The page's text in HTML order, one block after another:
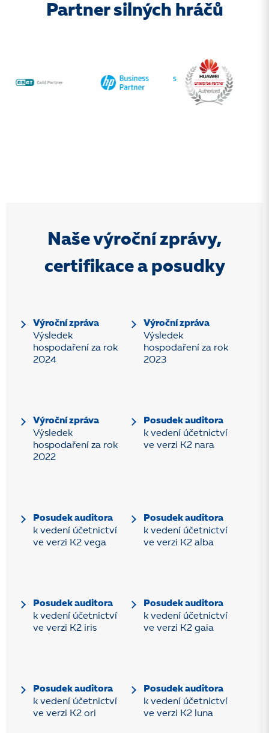
Partner silných hráčů
Naše výroční zprávy,
certifikace a posudky
Výroční zpráva
Výsledek
hospodaření za rok
2024
Výroční zpráva
Výsledek
hospodaření za rok
2023
Výroční zpráva
Výsledek
hospodaření za rok
2022
Posudek auditora
k vedení účetnictví
ve verzi K2 nara
Posudek auditora
k vedení účetnictví
ve verzi K2 vega
Posudek auditora
k vedení účetnictví
ve verzi K2 alba
Posudek auditora
k vedení účetnictví
ve verzi K2 iris
Posudek auditora
k vedení účetnictví
ve verzi K2 gaia
Posudek auditora
k vedení účetnictví
ve verzi K2 ori
Posudek auditora
k vedení účetnictví
ve verzi K2 luna